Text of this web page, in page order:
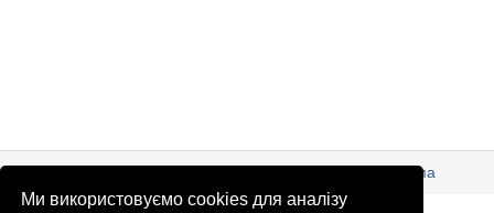
Ми використовуємо cookies для аналізу
© Патріоти України 2026 Правова інформація
Реклама